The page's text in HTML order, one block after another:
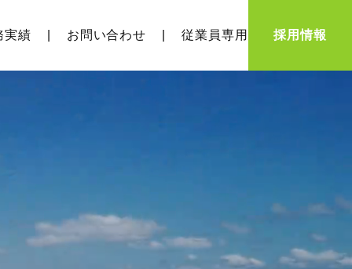
実績 お問い合わせ 従業員専用 採用情報